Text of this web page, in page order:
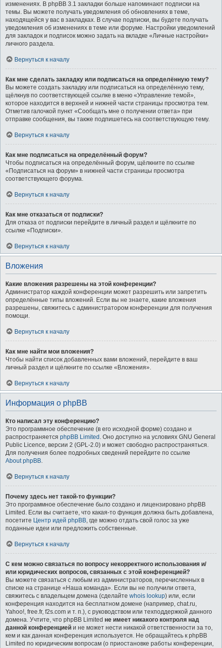
изменениях. В phpBB 3.1 закладки больше напоминают подписки на
темы. Вы можете получать уведомления об обновлениях в теме,
находящейся у вас в закладках. В случае подписки, вы будете получать
уведомления об изменениях в теме или форуме. Настройки уведомлений
для закладок и подписок можно задать на вкладке «Личные настройки»
личного раздела.
Вернуться к началу
Как мне сделать закладку или подписаться на определённую тему?
Вы можете создать закладку или подписаться на определённую тему,
щёлкнув по соответствующей ссылке в меню «Управление темой»,
которое находится в верхней и нижней части страницы просмотра тем.
Отметив галочкой пункт «Сообщать мне о получении ответа» при
отправке сообщения, вы также подпишетесь на соответствующую тему.
Вернуться к началу
Как мне подписаться на определённый форум?
Чтобы подписаться на определённый форум, щёлкните по ссылке
«Подписаться на форум» в нижней части страницы просмотра
соответствующего форума.
Вернуться к началу
Как мне отказаться от подписки?
Для отказа от подписки перейдите в личный раздел и щёлкните по
ссылке «Подписки».
Вернуться к началу
Вложения
Какие вложения разрешены на этой конференции?
Администратор каждой конференции может разрешить или запретить
определённые типы вложений. Если вы не знаете, какие вложения
разрешены, свяжитесь с администратором конференции для получения
помощи.
Вернуться к началу
Как мне найти мои вложения?
Чтобы найти список добавленных вами вложений, перейдите в ваш
личный раздел и щёлкните по ссылке «Вложения».
Вернуться к началу
Информация о phpBB
Кто написал эту конференцию?
Это программное обеспечение (в его исходной форме) создано и
распространяется phpBB Limited . Оно доступно на условиях GNU General
Public Licence, версии 2 (GPL-2.0) и может свободно распространяться.
Для получения более подробных сведений перейдите по ссылке
About phpBB.
Вернуться к началу
Почему здесь нет такой-то функции?
Это программное обеспечение было создано и лицензировано phpBB
Limited. Если вы считаете, что какая-то функция должна быть добавлена,
посетите Центр идей phpBB, где можно отдать свой голос за уже
поданные идеи или предложить собственные.
Вернуться к началу
С кем можно связаться по вопросу некорректного использования и/
или юридических вопросов, связанных с этой конференцией?
Вы можете связаться с любым из администраторов, перечисленных в
списке на странице «Наша команда». Если вы не получили ответа,
свяжитесь с владельцем домена (сделайте whois lookup) или, если
конференция находится на бесплатном домене (например, chat.ru,
Yahoo!, free.fr, f2s.com и т. п.), с руководством или техподдержкой данного
домена. Учтите, что phpBB Limited не имеет никакого контроля над
данной конференцией и не может нести никакой ответственности за то,
кем и как данная конференция используется. Не обращайтесь к phpBB
Limited по юридическим вопросам (о приостановке работы конференции,